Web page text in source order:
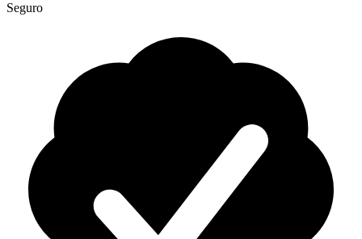
Seguro